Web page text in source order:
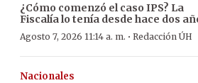
¿Cómo comenzó el caso IPS? La
Fiscalía lo tenía desde hace dos
Agosto 7, 2026 11:14 a. m. · Redacción ÚH
Nacionales